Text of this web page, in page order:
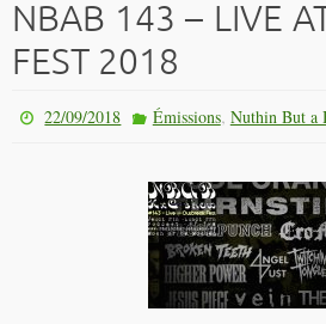
NBAB 143 – LIVE
FEST 2018
22/09/2018 Émissions, Nuthin But a